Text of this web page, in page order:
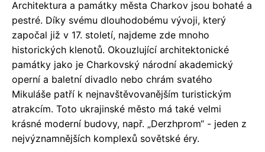
Architektura a památky města Charkov jsou bohaté a
pestré. Díky svému dlouhodobému vývoji, který
započal již v 17. století, najdeme zde mnoho
historických klenotů. Okouzlující architektonické
památky jako je Charkovský národní akademický
operní a baletní divadlo nebo chrám svatého
Mikuláše patří k nejnavštěvovanějším turistickým
atrakcím. Toto ukrajinské město má také velmi
krásné moderní budovy, např. „Derzhprom“ - jeden z
nejvýznamnějších komplexů sovětské éry.